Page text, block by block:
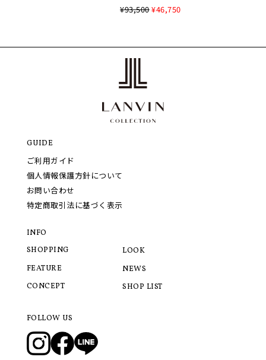
¥93,500¥46,750
GUIDE
ご利用ガイド
個人情報保護方針について
お問い合わせ
特定商取引法に基づく表示
INFO
SHOPPING
FEATURE
CONCEPT
LOOK
NEWS
SHOP LIST
FOLLOW US